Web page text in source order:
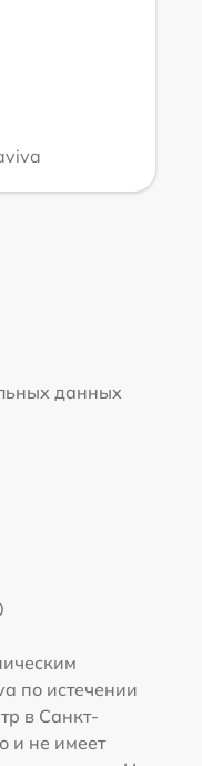
данных
по истечении
в Санкт-
и не имеет